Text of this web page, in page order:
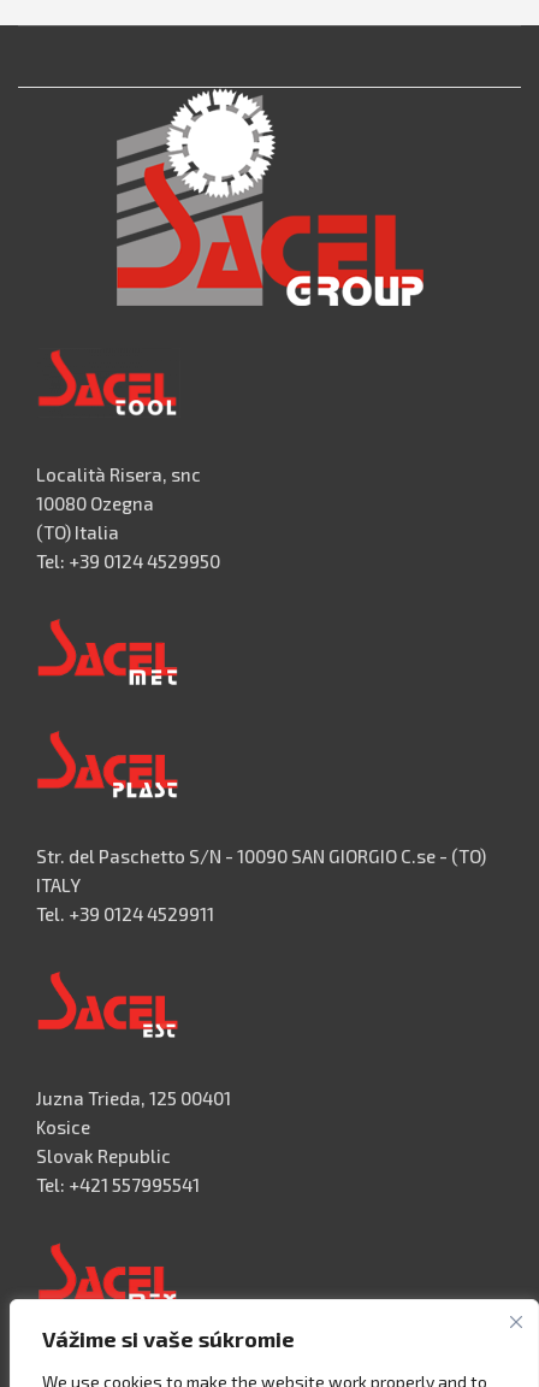
Vážime si vaše súkromie
We use cookies to make the website work properly and to
Località Risera, snc
10080 Ozegna
(TO) Italia
Tel: +39 0124 4529950
Str. del Paschetto S/N - 10090 SAN GIORGIO C.se - (TO)
ITALY
Tel. +39 0124 4529911
Juzna Trieda, 125 00401
Kosice
Slovak Republic
Tel: +421 557995541